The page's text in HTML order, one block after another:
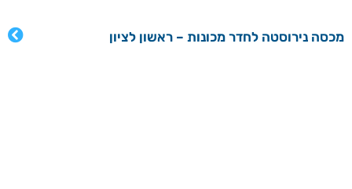
מכסה נירוסטה לחדר מכונות – ראשון לציון